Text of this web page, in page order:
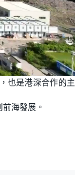
也是港深合作的
海發展。